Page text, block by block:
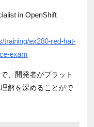
in OpenShift
training/ex280-red-hat-
exam
、開発者がプラット
解を深めることがで